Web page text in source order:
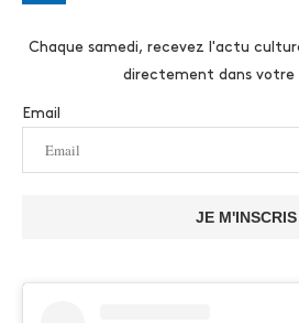
Chaque samedi, recevez l'actu
directement dans votre
Email
JE M'INSCRIS